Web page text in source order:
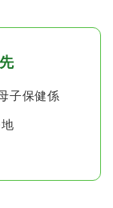
子保健係